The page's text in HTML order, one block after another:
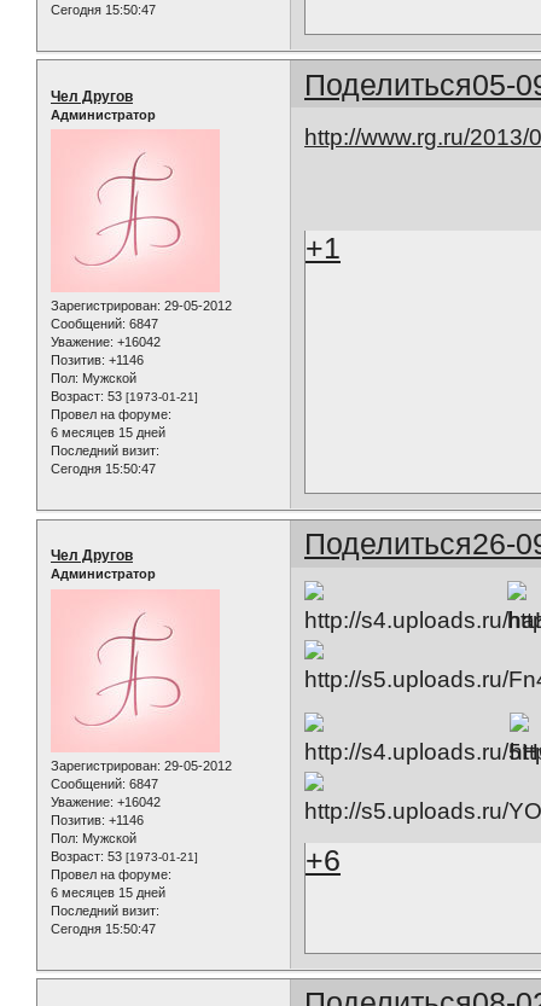
Сегодня 15:50:47
Поделиться05-
Чел Другов
Администратор
Зарегистрирован: 29-05-2012
Сообщений: 6847
Уважение: +16042
Позитив: +1146
Пол: Мужской
Возраст: 53 [1973-01-21]
Провел на форуме:
6 месяцев 15 дней
Последний визит:
Сегодня 15:50:47
http://www.rg.ru/
+1
Поделиться26-
Чел Другов
Администратор
Зарегистрирован: 29-05-2012
Сообщений: 6847
Уважение: +16042
Позитив: +1146
Пол: Мужской
Возраст: 53 [1973-01-21]
Провел на форуме:
6 месяцев 15 дней
Последний визит:
Сегодня 15:50:47
+6